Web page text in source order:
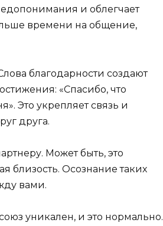
и облегчает
времени на общение,
благодарности создают
«Спасибо, что
Это укрепляет связь и
друга.
Может быть, это
близость. Осознание таких
вами.
уникален, и это нормально.